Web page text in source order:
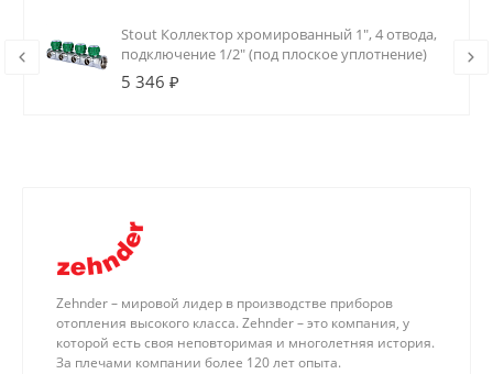
Stout Коллектор хромированный 1", 4 отвода,
подключение 1/2" (под плоское уплотнение)
5 346 ₽
Zehnder – мировой лидер в производстве приборов
отопления высокого класса. Zehnder – это компания, у
которой есть своя неповторимая и многолетняя история.
За плечами компании более 120 лет опыта.